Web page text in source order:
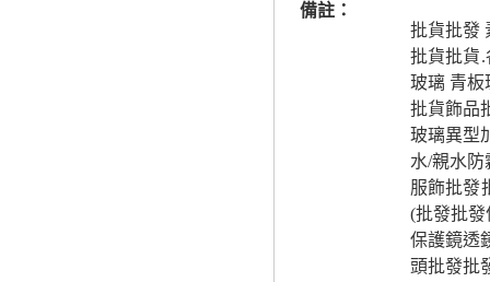
備註：
批貨批發
批貨批貨.
玻璃 青板
批貨飾品
玻璃異型
水/親水防
服飾批發
(批發批
保護鏡透
頭批發批